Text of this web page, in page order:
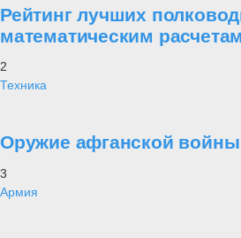
Рейтинг лучших
математическим расчетам
2
Техника
Оружие афганской войны
3
Армия